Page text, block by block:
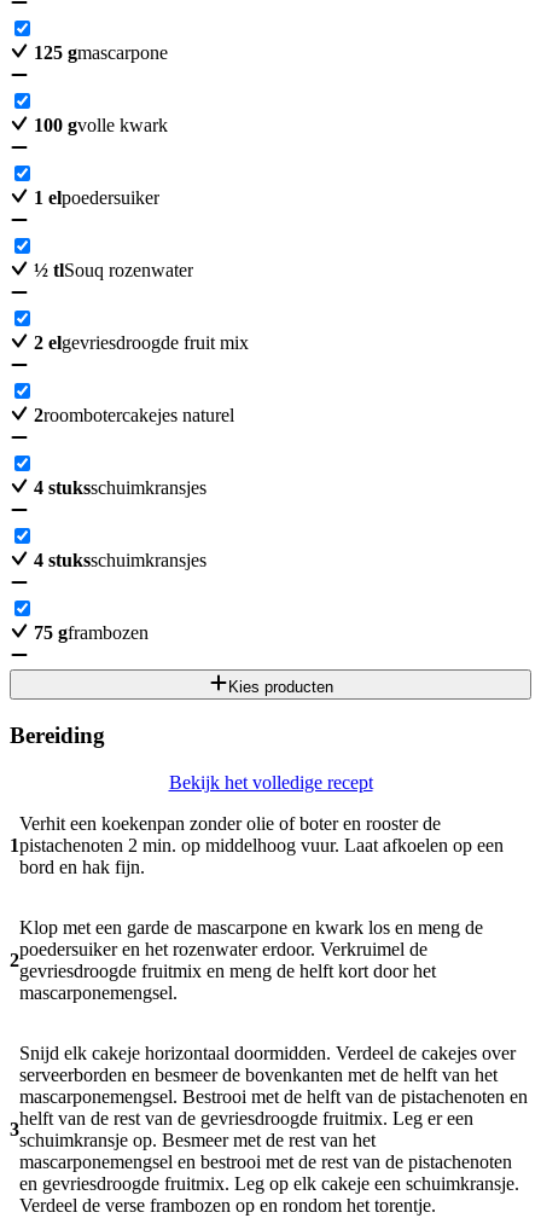
125 gmascarpone
100 gvolle kwark
1 elpoedersuiker
½ tlSouq rozenwater
2 elgevriesdroogde fruit mix
2roombotercakejes naturel
4 stuksschuimkransjes
4 stuksschuimkransjes
75 gframbozen
Kies producten
Bereiding
Bekijk het volledige recept
1
Verhit een koekenpan zonder olie of boter en rooster de
pistachenoten 2 min. op middelhoog vuur. Laat afkoelen op een
bord en hak fijn.
2
Klop met een garde de mascarpone en kwark los en meng de
poedersuiker en het rozenwater erdoor. Verkruimel de
gevriesdroogde fruitmix en meng de helft kort door het
mascarponemengsel.
3
Snijd elk cakeje horizontaal doormidden. Verdeel de cakejes over
serveerborden en besmeer de bovenkanten met de helft van het
mascarponemengsel. Bestrooi met de helft van de pistachenoten en
helft van de rest van de gevriesdroogde fruitmix. Leg er een
schuimkransje op. Besmeer met de rest van het
mascarponemengsel en bestrooi met de rest van de pistachenoten
en gevriesdroogde fruitmix. Leg op elk cakeje een schuimkransje.
Verdeel de verse frambozen op en rondom het torentje.